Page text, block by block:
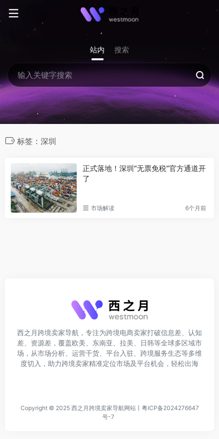
站内 搜索
标签：深圳
正式落地！深圳“无票免税”官方通道开
了
市场解读 6个月前
西之月跨境卖家导航，专注为跨境电商卖家打破信息差、认知
差、资源差，覆盖欧美、东南亚、拉美、日韩等全球多区域市
场，从市场分析、运营干货、平台入驻、跨境服务生态等多维
度切入，助力跨境卖家精准定位市场及平台机会，轻松出海
Copyright © 2025 西之月跨境卖家导航网站丨 粤ICP备2024276647
号-7